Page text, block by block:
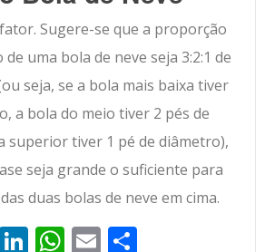
Sugere-se que a proporção
uma bola de neve seja 3:2:1 de
seja, se a bola mais baixa tiver
a bola do meio tiver 2 pés de
superior tiver 1 pé de diâmetro),
seja grande o suficiente para
duas bolas de neve em cima.
Twitter
LinkedIn
WhatsApp
Email